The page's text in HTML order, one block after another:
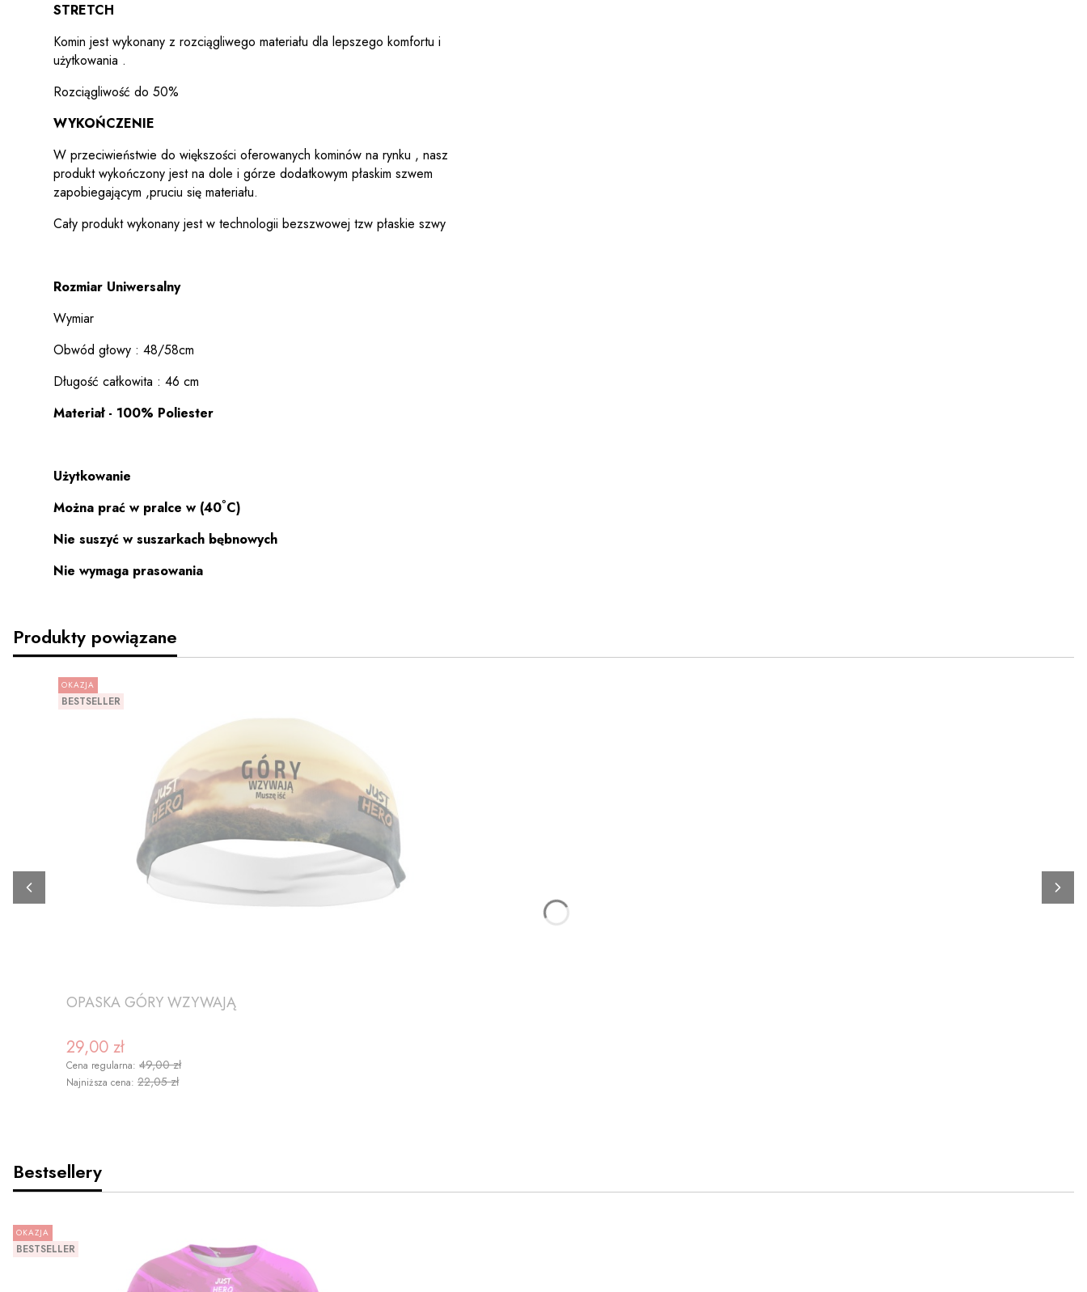
STRETCH
Komin jest wykonany z rozciągliwego materiału dla lepszego komfortu i
użytkowania .
Rozciągliwość do 50%
WYKOŃCZENIE
W przeciwieństwie do większości oferowanych kominów na rynku , nasz
produkt wykończony jest na dole i górze dodatkowym płaskim szwem
zapobiegającym ,pruciu się materiału.
Cały produkt wykonany jest w technologii bezszwowej tzw płaskie szwy
Rozmiar Uniwersalny
Wymiar
Obwód głowy : 48/58cm
Długość całkowita : 46 cm
Materiał - 100% Poliester
Użytkowanie
Można prać w pralce w (40˚C)
Nie suszyć w suszarkach bębnowych
Nie wymaga prasowania
Produkty powiązane
OKAZJA
BESTSELLER
OPASKA GÓRY WZYWAJĄ
Cena promocyjna
29,00 zł
Cena regularna: 49,00 zł
Najniższa cena: 22,05 zł
DO KOSZYKA
Bestsellery
OKAZJA
BESTSELLER